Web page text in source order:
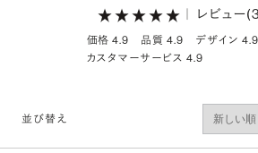
レビュー
価格 4.9 品質 4.9 デザイン 4.9
カスタマーサービス 4.9
並び替え